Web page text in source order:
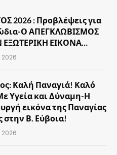
2026 : Προβλέψεις για
Ο ΑΠΕΓΚΛΩΒΙΣΜΟΣ
ΕΙΚΟΝΑ…
2026
Καλή Παναγιά! Καλό
Υγεία και Δύναμη-Η
εικόνα της Παναγίας
στην Β. Εύβοια!
2026